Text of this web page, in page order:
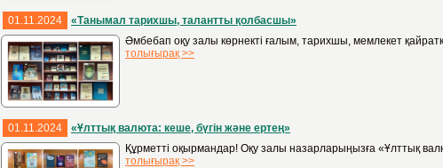
01.11.2024
«Танымал тарихшы, талантты қолбасшы»
Әмбебап оқу залы көрнекті ғалым, тарихшы, мемлекет
толығырақ >>
01.11.2024
«Ұлттық валюта: кеше, бүгін және ертең»
Құрметті оқырмандар! Оқу залы назарларыңызға «Ұлттық
толығырақ >>